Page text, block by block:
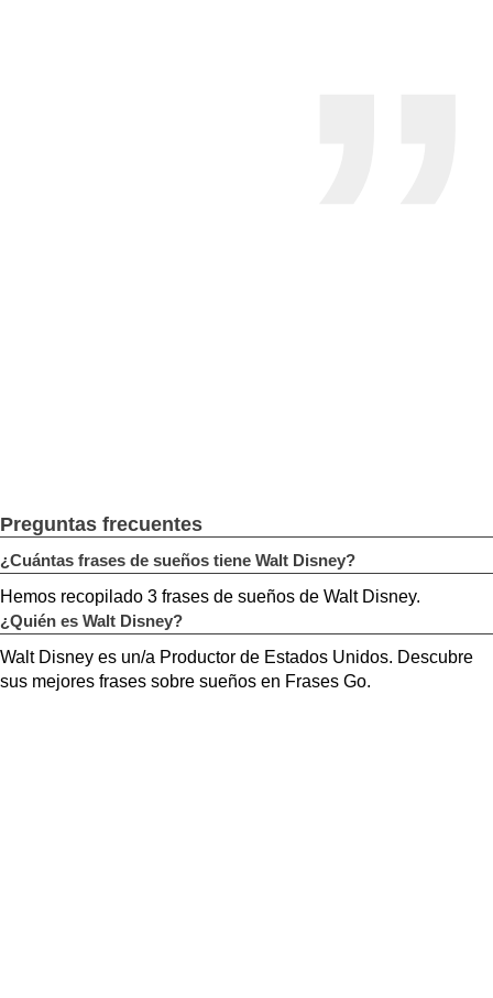
Preguntas frecuentes
¿Cuántas frases de sueños tiene Walt Disney?
Hemos recopilado 3 frases de sueños de Walt Disney.
¿Quién es Walt Disney?
Walt Disney es un/a Productor de Estados Unidos. Descubre
sus mejores frases sobre sueños en Frases Go.